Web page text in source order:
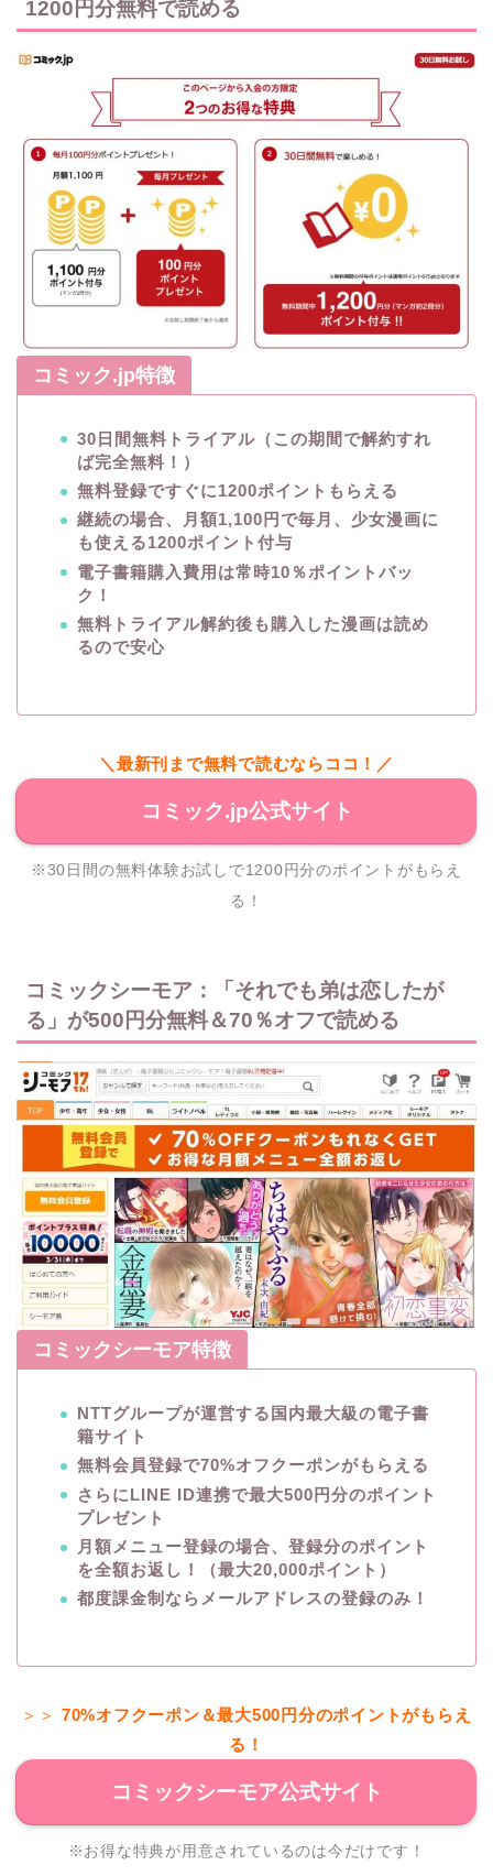
1200円分無料で読める
コミック.jp特徴
30日間無料トライアル（この期間で解約すれ
ば完全無料！）
無料登録ですぐに1200ポイントもらえる
継続の場合、月額1,100円で毎月、少女漫画に
も使える1200ポイント付与
電子書籍購入費用は常時10％ポイントバッ
ク！
無料トライアル解約後も購入した漫画は読め
るので安心
＼最新刊まで無料で読むならココ！／
コミック.jp公式サイト
※30日間の無料体験お試しで1200円分のポイントがもらえ
る！
コミックシーモア：「それでも弟は恋したが
る」が500円分無料＆70％オフで読める
コミックシーモア特徴
NTTグループが運営する国内最大級の電子書
籍サイト
無料会員登録で70%オフクーポンがもらえる
さらにLINE ID連携で最大500円分のポイント
プレゼント
月額メニュー登録の場合、登録分のポイント
を全額お返し！（最大20,000ポイント）
都度課金制ならメールアドレスの登録のみ！
＞＞ 70%オフクーポン＆最大500円分のポイントがもらえ
る！
コミックシーモア公式サイト
※お得な特典が用意されているのは今だけです！